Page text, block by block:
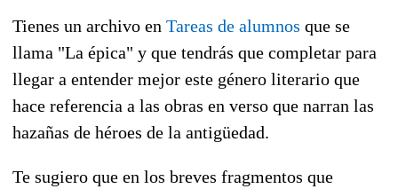
Tienes un archivo en Tareas de alumnos que se
llama "La épica" y que tendrás que completar para
llegar a entender mejor este género literario que
hace referencia a las obras en verso que narran las
hazañas de héroes de la antigüedad.
Te sugiero que en los breves fragmentos que